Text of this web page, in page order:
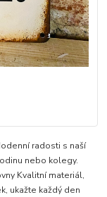
radosti s naší
nebo kolegy.
Kvalitní materiál,
ukažte každý den